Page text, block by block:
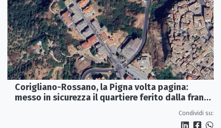
Corigliano-Rossano, la Pigna volta pagina:
messo in sicurezza il quartiere ferito dalla frana
Condividi su: